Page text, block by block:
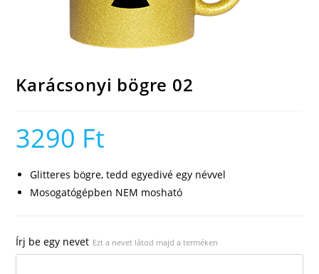
Karácsonyi bögre 02
3290 Ft
Glitteres bögre, tedd egyedivé egy névvel
Mosogatógépben NEM mosható
Írj be egy nevet Ezt a nevet látod majd a terméken